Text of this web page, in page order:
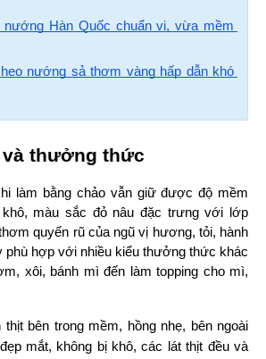
Hàn Quốc chuẩn vị, vừa mềm
nướng sả thơm vàng hấp dẫn khó
và thưởng thức
làm bằng chảo vẫn giữ được độ mềm
màu sắc đỏ nâu đặc trưng với lớp
quyến rũ của ngũ vị hương, tỏi, hành
phù hợp với nhiều kiểu thưởng thức khác
xôi, bánh mì đến làm topping cho mì,
thịt bên trong mềm, hồng nhẹ, bên ngoài
mắt, không bị khô, các lát thịt đều và